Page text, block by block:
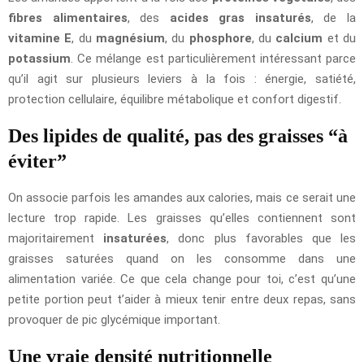
fibres alimentaires, des acides gras insaturés, de la
vitamine E, du magnésium, du phosphore, du calcium et du
potassium . Ce mélange est particulièrement intéressant parce
qu’il agit sur plusieurs leviers à la fois : énergie, satiété,
protection cellulaire, équilibre métabolique et confort digestif.
Des lipides de qualité, pas des graisses “à
éviter”
On associe parfois les amandes aux calories, mais ce serait une
lecture trop rapide. Les graisses qu’elles contiennent sont
majoritairement insaturées, donc plus favorables que les
graisses saturées quand on les consomme dans une
alimentation variée. Ce que cela change pour toi, c’est qu’une
petite portion peut t’aider à mieux tenir entre deux repas, sans
provoquer de pic glycémique important.
Une vraie densité nutritionnelle